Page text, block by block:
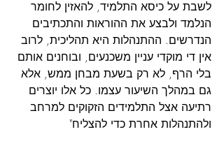
לשבת על כיסא התלמיד, להאזין לחומר
הנלמד ולבצע את ההוראות והתכתיבים
הנדרשים. ההתנהלות היא תהליכית, לרוב
אין די מוקדי עניין משכנעים, ובוחנים אותם
בלי הרף, לא רק בשעת מבחן ממש, אלא
גם במהלך השיעור עצמו. כל אלו יוצרים
רתיעה אצל התלמידים הזקוקים למרחב
ולהתנהלות אחרת כדי להצליח"